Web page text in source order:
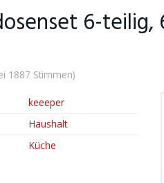
6-teilig,
1887 Stimmen)
keeeper
Haushalt
Küche